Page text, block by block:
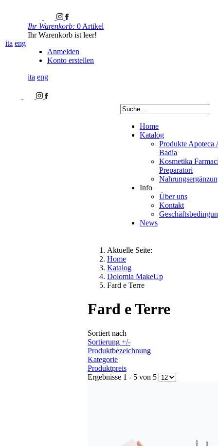
ita eng
Ihr Warenkorb: 0 Artikel
Ihr Warenkorb ist leer!
Anmelden
Konto erstellen
ita eng
Home
Katalog
Produkte Apoteca
Badia
Kosmetika
Preparatori
Info
Über uns
Kontakt
News
Aktuelle Seite:
Home
Katalog
Dolomia MakeUp
Fard e Terre
Fard e Terre
Sortiert nach
Sortierung +/-
Produktbezeichnung
Kategorie
Produktpreis
Ergebnisse 1 - 5 von 5